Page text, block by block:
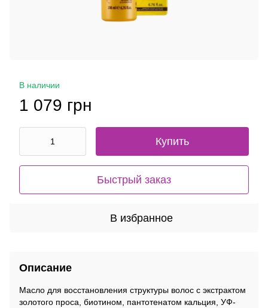
В наличии
1 079 грн
Купить
Быстрый заказ
В избранное
Описание
Масло для восстановления структуры волос с экстрактом
золотого проса, биотином, пантотенатом кальция, УФ-